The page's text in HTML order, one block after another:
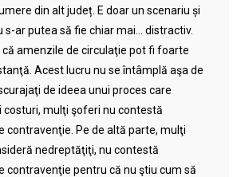
din alt județ. E doar un scenariu și
s-ar putea să fie chiar mai… distractiv.
amenzile de circulaţie pot fi foarte
Acest lucru nu se întâmplă aşa de
de ideea unui proces care
costuri, mulţi şoferi nu contestă
contravenţie. Pe de altă parte, mulţi
nedreptăţiţi, nu contestă
contravenţie pentru că nu ştiu cum să